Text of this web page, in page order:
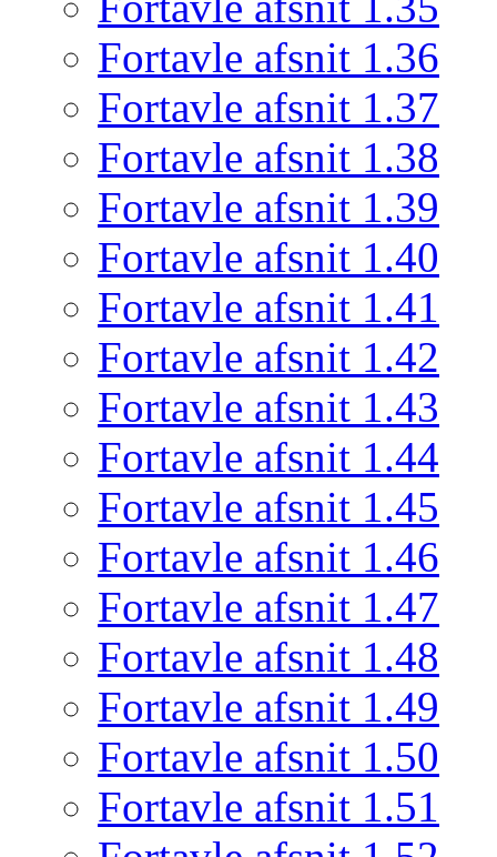
Fortavle afsnit 1.36
Fortavle afsnit 1.37
Fortavle afsnit 1.38
Fortavle afsnit 1.39
Fortavle afsnit 1.40
Fortavle afsnit 1.41
Fortavle afsnit 1.42
Fortavle afsnit 1.43
Fortavle afsnit 1.44
Fortavle afsnit 1.45
Fortavle afsnit 1.46
Fortavle afsnit 1.47
Fortavle afsnit 1.48
Fortavle afsnit 1.49
Fortavle afsnit 1.50
Fortavle afsnit 1.51